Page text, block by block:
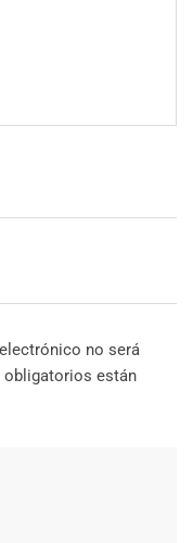
no será
obligatorios están